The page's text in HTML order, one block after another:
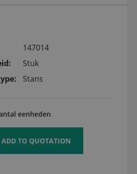
147014
Stuk
Stans
eenheden